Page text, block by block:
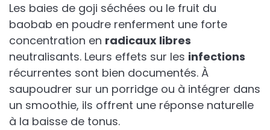
Les baies de goji séchées ou le fruit du
baobab en poudre renferment une forte
concentration en radicaux libres
neutralisants. Leurs effets sur les infections
récurrentes sont bien documentés. À
saupoudrer sur un porridge ou à intégrer dans
un smoothie, ils offrent une réponse naturelle
à la baisse de tonus.